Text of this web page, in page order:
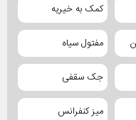
کمک به خیریه
مفتول سیاه
جک سقفی
میز کنفرانس